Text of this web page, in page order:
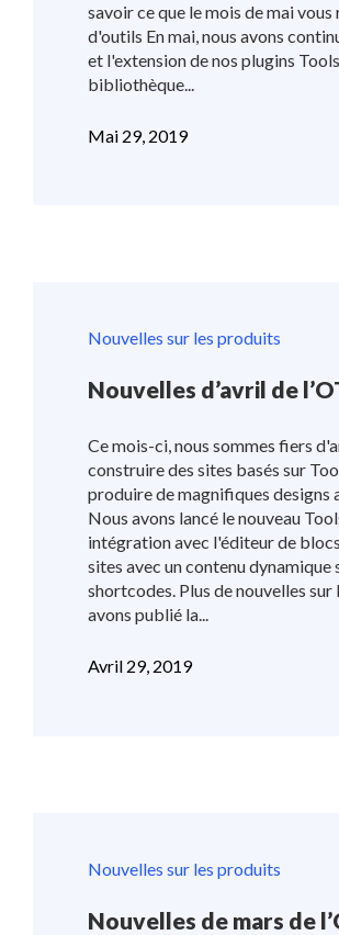
savoir ce que le mois de mai
d'outils En mai, nous avons
et l'extension de nos plugins
bibliothèque...
Mai 29, 2019
Nouvelles sur les produits
Nouvelles d’avril de
Ce mois-ci, nous sommes fiers
construire des sites basés sur
produire de magnifiques designs
Nous avons lancé le nouveau
intégration avec l'éditeur de
sites avec un contenu dynamique
shortcodes. Plus de nouvelles
avons publié la...
Avril 29, 2019
Nouvelles sur les produits
Nouvelles de mars de